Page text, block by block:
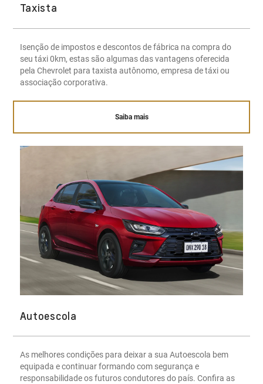
Taxista
Isenção de impostos e descontos de fábrica na compra do
seu táxi 0km, estas são algumas das vantagens oferecida
pela Chevrolet para taxista autônomo, empresa de táxi ou
associação corporativa.
Saiba mais
Autoescola
As melhores condições para deixar a sua Autoescola bem
equipada e continuar formando com segurança e
responsabilidade os futuros condutores do país. Confira as